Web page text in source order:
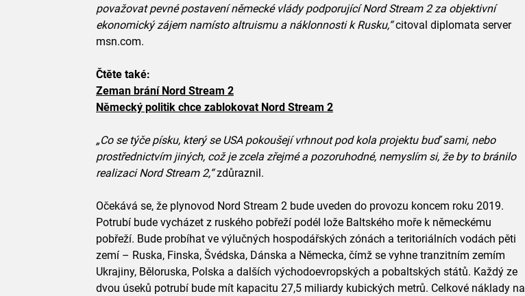
považovat pevné postavení německé vlády podporující Nord Stream 2 za objektivní
ekonomický zájem namísto altruismu a náklonnosti k Rusku,“citoval diplomata server
msn.com.
Čtěte také:
Zeman brání Nord Stream 2
Německý politik chce zablokovat Nord Stream 2
„Co se týče písku, který se USA pokoušejí vrhnout pod kola projektu buď sami, nebo
prostřednictvím jiných, což je zcela zřejmé a pozoruhodné, nemyslím si, že by to bránilo
realizaci Nord Stream 2,“zdůraznil.
Očekává se, že plynovod Nord Stream 2 bude uveden do provozu koncem roku 2019.
Potrubí bude vycházet z ruského pobřeží podél lože Baltského moře k německému
pobřeží. Bude probíhat ve výlučných hospodářských zónách a teritoriálních vodách pěti
zemí – Ruska, Finska, Švédska, Dánska a Německa, čímž se vyhne tranzitním zemím
Ukrajiny, Běloruska, Polska a dalších východoevropských a pobaltských států. Každý ze
dvou úseků potrubí bude mít kapacitu 27,5 miliardy kubických metrů. Celkové náklady na